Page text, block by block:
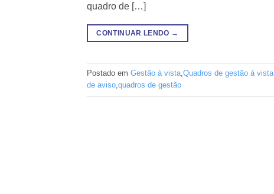
quadro de […]
CONTINUAR LENDO →
Postado em Gestão à vista,Quadros de gestão à vista
de aviso,quadros de gestão